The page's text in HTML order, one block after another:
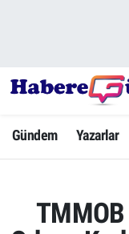
Gündem Yazarlar
Yazarlar
Dünya
Ekonomi
Hava Durumu
Trafik Durumu
Süper Lig
Tüm Manşetler